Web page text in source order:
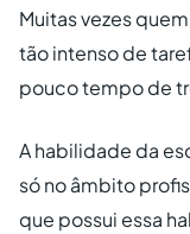
Muitas vezes
tão intenso de
pouco tempo de
A habilidade da
só no âmbito
que possui essa